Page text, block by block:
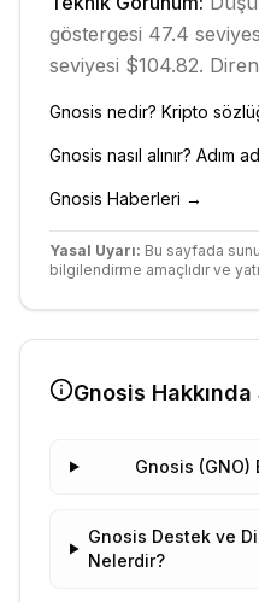
göstergesi 47.4
seviyesi $104.82.
Gnosis nedir? Kripto
Gnosis nasıl alınır? Adım
Gnosis Haberleri →
Yasal Uyarı: Bu sayfada
bilgilendirme amaçlıdır ve
Gnosis
Gnosis (GNO)
Gnosis Destek ve
Nelerdir?